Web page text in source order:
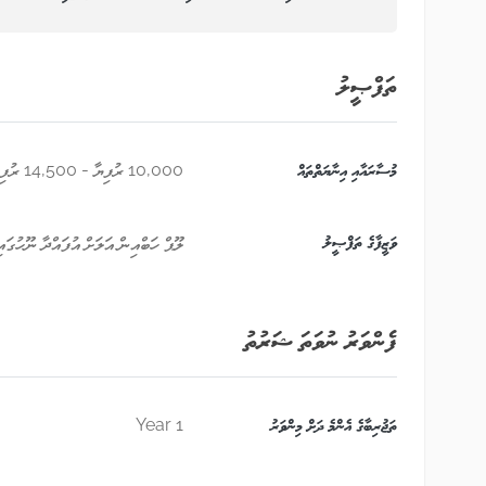
ތަފްޞީލު
މުސާރައާއި އިނާޔަތްތައް 10,000 ރުފިޔާ - 14,500 ރުފިޔާ
ވަޒީފާގެ ތަފްޞީލު ލޫޕް ހަބްއިން އަލަށް އުފައްދާ
ފެންވަރު ނުވަތަ ޝަރުތު
ތަޖުރިބާގެ އެންމެ ދަށް މިންވަރު 1 Year